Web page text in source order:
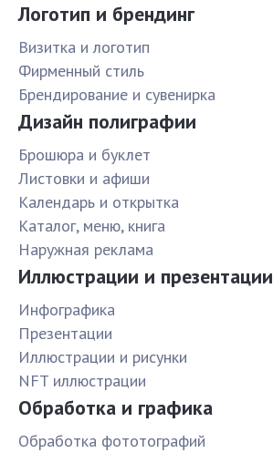
Логотип и брендинг
Визитка и логотип
Фирменный стиль
Брендирование и сувенирка
Дизайн полиграфии
Брошюра и буклет
Листовки и афиши
Календарь и открытка
Каталог, меню, книга
Наружная реклама
Иллюстрации и презентации
Инфографика
Презентации
Иллюстрации и рисунки
NFT иллюстрации
Обработка и графика
Обработка фототографий